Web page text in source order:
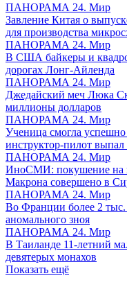
ПАНОРАМА 24. Мир
Завление Китая о
для производства
ПАНОРАМА 24. Мир
В США байкеры и
дорогах Лонг-Айленда
ПАНОРАМА 24. Мир
Джедайский меч Люка
миллионы долларов
ПАНОРАМА 24. Мир
Ученица смогла успешно
инструктор-пилот выпал
ПАНОРАМА 24. Мир
ИноСМИ: покушение на
Макрона совершено в
ПАНОРАМА 24. Мир
Во Франции более 2 тыс.
аномального зноя
ПАНОРАМА 24. Мир
В Таиланде 11-летний
девятерых монахов
Показать ещё